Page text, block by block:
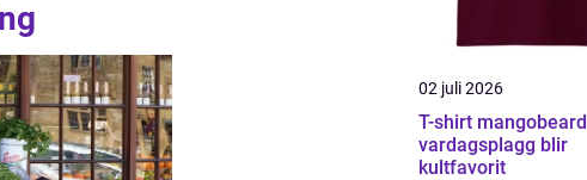
02 juli 2026
T-shirt mangobeard när
vardagsplagg blir
kultfavorit